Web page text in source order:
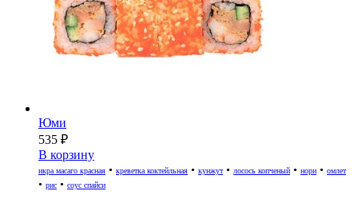
Юми
535 ₽
В корзину
икра масаго красная • креветка коктейльная • кунжут • лосось копченый • нори • омлет
• рис • соус спайси